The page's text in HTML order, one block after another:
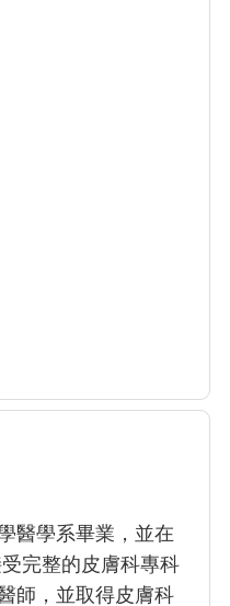
醫學系畢業，並在
完整的皮膚科專科
師，並取得皮膚科